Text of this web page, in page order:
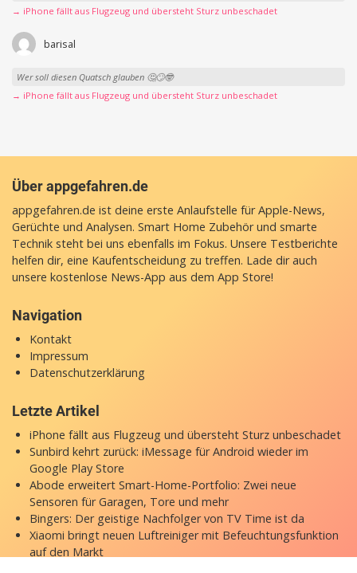
→ iPhone fällt aus Flugzeug und übersteht Sturz unbeschadet
barisal
Wer soll diesen Quatsch glauben 🤔🙄🤓
→ iPhone fällt aus Flugzeug und übersteht Sturz unbeschadet
Über appgefahren.de
appgefahren.de ist deine erste Anlaufstelle für Apple-News,
Gerüchte und Analysen. Smart Home Zubehör und smarte
Technik steht bei uns ebenfalls im Fokus. Unsere Testberichte
helfen dir, eine Kaufentscheidung zu treffen. Lade dir auch
unsere kostenlose News-App aus dem App Store!
Navigation
Kontakt
Impressum
Datenschutzerklärung
Letzte Artikel
iPhone fällt aus Flugzeug und übersteht Sturz unbeschadet
Sunbird kehrt zurück: iMessage für Android wieder im
Google Play Store
Abode erweitert Smart-Home-Portfolio: Zwei neue
Sensoren für Garagen, Tore und mehr
Bingers: Der geistige Nachfolger von TV Time ist da
Xiaomi bringt neuen Luftreiniger mit Befeuchtungsfunktion
auf den Markt